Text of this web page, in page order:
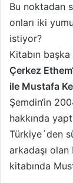
Bu noktadan
onları iki
istiyor?
Kitabın
Çerkez
ile Mustafa
Şemdin‘in
hakkında
Türkiye´den
arkadaşı olan
kitabında